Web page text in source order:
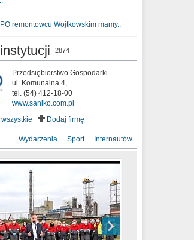
remontowcu Wojtkowskim mamy..
2874
Przedsiębiorstwo Gospodarki
ul. Komunalna 4,
tel. (54) 412-18-00
www.saniko.com.pl
Dodaj firmę
Wydarzenia Sport Internautów
oczach mamy strach
DRONE FOOTAGE
Miasta Włocławek VIII
09.06.2020 r.